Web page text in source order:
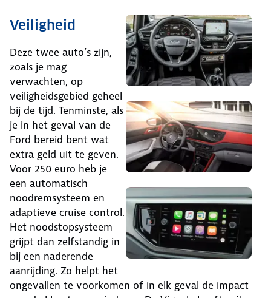
Veiligheid
Deze twee auto’s zijn,
zoals je mag
verwachten, op
veiligheidsgebied geheel
bij de tijd. Tenminste, als
je in het geval van de
Ford bereid bent wat
extra geld uit te geven.
Voor 250 euro heb je
een automatisch
noodremsysteem en
adaptieve cruise control.
Het noodstopsysteem
grijpt dan zelfstandig in
bij een naderende
aanrijding. Zo helpt het
ongevallen te voorkomen of in elk geval de impact